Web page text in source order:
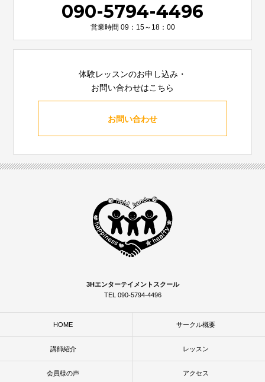
090-5794-4496
営業時間 09：15～18：00
体験レッスンのお申し込み・
お問い合わせはこちら
お問い合わせ
3Hエンターテイメントスクール
TEL 090-5794-4496
HOME サークル概要
講師紹介 レッスン
会員様の声 アクセス